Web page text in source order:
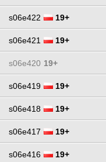
s06e422 19+
s06e421 19+
s06e420 19+
s06e419 19+
s06e418 19+
s06e417 19+
s06e416 19+